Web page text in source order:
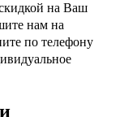
на Ваш
нам на
по телефону